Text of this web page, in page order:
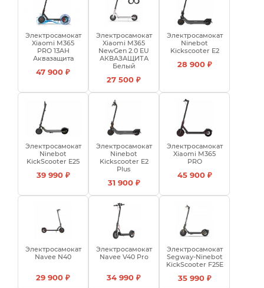
Электросамокат
Xiaomi M365
PRO 13AH
Аквазащита
47 900 ₽
Электросамокат
Xiaomi M365
NewGen 2.0 EU
АКВАЗАЩИТА
Белый
27 500 ₽
Электросамокат
Ninebot
Kickscooter E2
28 900 ₽
Электросамокат
Ninebot
KickScooter E25
39 990 ₽
Электросамокат
Ninebot
Kickscooter E2
Plus
31 900 ₽
Электросамокат
Xiaomi M365
PRO
45 900 ₽
Электросамокат
Navee N40
29 900 ₽
Электросамокат
Navee V40 Pro
34 990 ₽
Электросамокат
Segway-Ninebot
KickScooter F25E
35 990 ₽